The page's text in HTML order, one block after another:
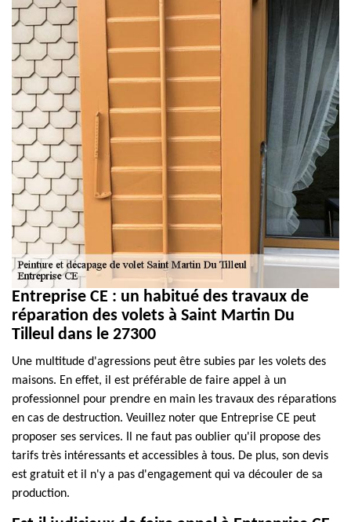
Entreprise CE : un habitué des travaux de
réparation des volets à Saint Martin Du
Tilleul dans le 27300
Une multitude d'agressions peut être subies par les volets des
maisons. En effet, il est préférable de faire appel à un
professionnel pour prendre en main les travaux des réparations
en cas de destruction. Veuillez noter que Entreprise CE peut
proposer ses services. Il ne faut pas oublier qu'il propose des
tarifs très intéressants et accessibles à tous. De plus, son devis
est gratuit et il n'y a pas d'engagement qui va découler de sa
production.